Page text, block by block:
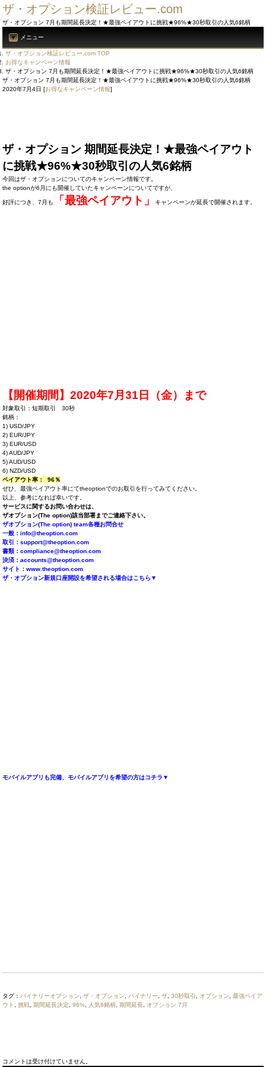
ザ・オプション検証レビュー.com
ザ・オプション 7月も期間延長決定！★最強ペイアウトに挑戦★96%★30秒取引の人気6銘柄
メニュー
ザ・オプション検証レビュー.com TOP
お得なキャンペーン情報
ザ・オプション 7月も期間延長決定！★最強ペイアウトに挑戦★96%★30秒取引の人気6銘柄
ザ・オプション 7月も期間延長決定！★最強ペイアウトに挑戦★96%★30秒取引の人気6銘柄
2020年7月4日 [お得なキャンペーン情報]
ザ・オプション 期間延長決定！★最強ペイアウト
に挑戦★96%★30秒取引の人気6銘柄
今回はザ・オプションについてのキャンペーン情報です。
the optionが6月にも開催していたキャンペーンについてですが、
好評につき、7月も 「最強ペイアウト」 キャンペーンが延長で開催されます。
【開催期間】2020年7月31日（金）まで
対象取引：短期取引 30秒
銘柄：
1) USD/JPY
2) EUR/JPY
3) EUR/USD
4) AUD/JPY
5) AUD/USD
6) NZD/USD
ペイアウト率： 96％
ぜひ、最強ペイアウト率にてtheoptionでのお取引を行ってみてください。
以上、参考になれば幸いです。
サービスに関するお問い合わせは、
ザオプション(The option)該当部署までご連絡下さい。
ザオプション(The option) team各種お問合せ
一般：info@theoption.com
取引：support@theoption.com
書類：compliance@theoption.com
決済：accounts@theoption.com
サイト：www.theoption.com
ザ・オプション新規口座開設を希望される場合はこちら▼
モバイルアプリも完備、モバイルアプリを希望の方はコチラ▼
タグ： バイナリーオプション ,ザ・オプション バイナリー ,ザ ,30秒取引 オプション ,最強ペイア
ウト
,挑戦 ,期間延長決定 ,96% 人気6銘柄 ,期間延長 オプション 7月
コメントは受け付けていません。